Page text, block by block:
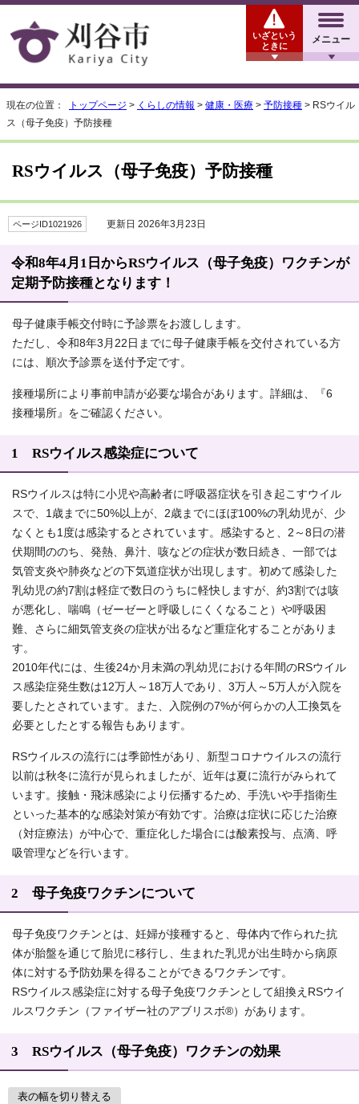
メニュー
いざという
ときに
現在の位置： トップページ > くらしの情報 > 健康・医療 > 予防接種 > RSウイル
ス（母子免疫）予防接種
RSウイルス（母子免疫）予防接種
ページID1021926 更新日 2026年3月23日
令和8年4月1日からRSウイルス（母子免疫）ワクチンが
定期予防接種となります！
母子健康手帳交付時に予診票をお渡しします。
ただし、令和8年3月22日までに母子健康手帳を交付されている方
には、順次予診票を送付予定です。
接種場所により事前申請が必要な場合があります。詳細は、『6
接種場所』をご確認ください。
1 RSウイルス感染症について
RSウイルスは特に小児や高齢者に呼吸器症状を引き起こすウイル
スで、1歳までに50%以上が、2歳までにほぼ100%の乳幼児が、少
なくとも1度は感染するとされています。感染すると、2～8日の潜
伏期間ののち、発熱、鼻汁、咳などの症状が数日続き、一部では
気管支炎や肺炎などの下気道症状が出現します。初めて感染した
乳幼児の約7割は軽症で数日のうちに軽快しますが、約3割では咳
が悪化し、喘鳴（ゼーゼーと呼吸しにくくなること）や呼吸困
難、さらに細気管支炎の症状が出るなど重症化することがありま
す。
2010年代には、生後24か月未満の乳幼児における年間のRSウイル
ス感染症発生数は12万人～18万人であり、3万人～5万人が入院を
要したとされています。また、入院例の7%が何らかの人工換気を
必要としたとする報告もあります。
RSウイルスの流行には季節性があり、新型コロナウイルスの流行
以前は秋冬に流行が見られましたが、近年は夏に流行がみられて
います。接触・飛沫感染により伝播するため、手洗いや手指衛生
といった基本的な感染対策が有効です。治療は症状に応じた治療
（対症療法）が中心で、重症化した場合には酸素投与、点滴、呼
吸管理などを行います。
2 母子免疫ワクチンについて
母子免疫ワクチンとは、妊婦が接種すると、母体内で作られた抗
体が胎盤を通じて胎児に移行し、生まれた乳児が出生時から病原
体に対する予防効果を得ることができるワクチンです。
RSウイルス感染症に対する母子免疫ワクチンとして組換えRSウイ
ルスワクチン（ファイザー社のアブリスボ®）があります。
3 RSウイルス（母子免疫）ワクチンの効果
表の幅を切り替える